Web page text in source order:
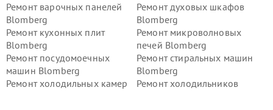
Ремонт варочных панелей
Blomberg
Ремонт духовых шкафов
Blomberg
Ремонт кухонных плит
Blomberg
Ремонт микроволновых
печей Blomberg
Ремонт посудомоечных
машин Blomberg
Ремонт стиральных машин
Blomberg
Ремонт холодильных камер
Ремонт холодильников